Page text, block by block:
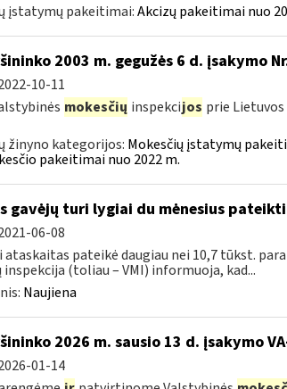
įstatymų pakeitimai:Akcizų pakeitimai nuo
2003 m. gegužės 6 d. įsakymo
10-11
mokesčių inspekcijos prie
žinyno kategorijos: Mokesčių įstatymų
pakeitimai nuo 2022 m.
gavėjų turi lygiai du mėnesius
06-08
ataskaitas pateikė daugiau nei 10,7 tūkst.
(toliau – VMI) informuoja, kad...
Naujiena
2026 m. sausio 13 d. įsakymo
01-14